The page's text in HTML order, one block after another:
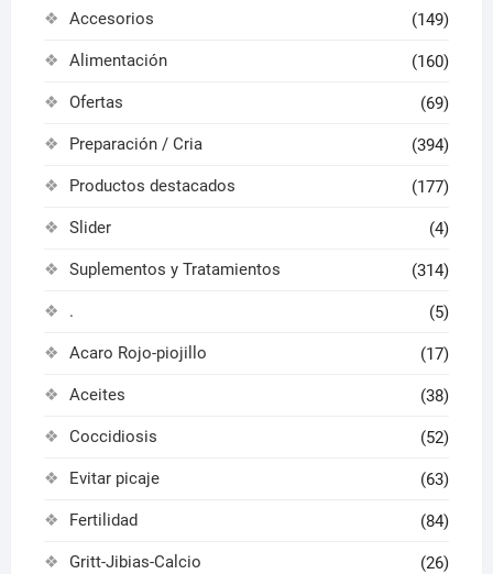
Accesorios (149)
Alimentación (160)
Ofertas (69)
Preparación / Cria (394)
Productos destacados (177)
Slider (4)
Suplementos y Tratamientos (314)
. (5)
Acaro Rojo-piojillo (17)
Aceites (38)
Coccidiosis (52)
Evitar picaje (63)
Fertilidad (84)
Gritt-Jibias-Calcio (26)